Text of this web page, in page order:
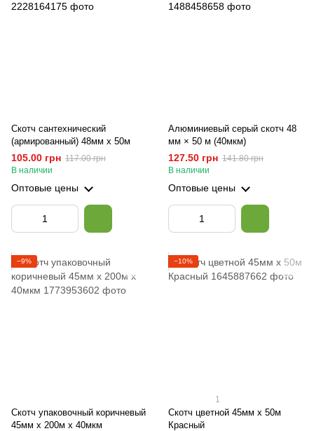
Скотч сантехнический
(армированный) 48мм х 50м
105.00 грн 117.00 грн
В наличии
Оптовые цены
Алюминиевый серый скотч 48
мм × 50 м (40мкм)
127.50 грн 141.80 грн
В наличии
Оптовые цены
−9%
Скотч упаковочный коричневый
45мм х 200м х 40мкм
−10%
1
Скотч цветной 45мм х 50м
Красный